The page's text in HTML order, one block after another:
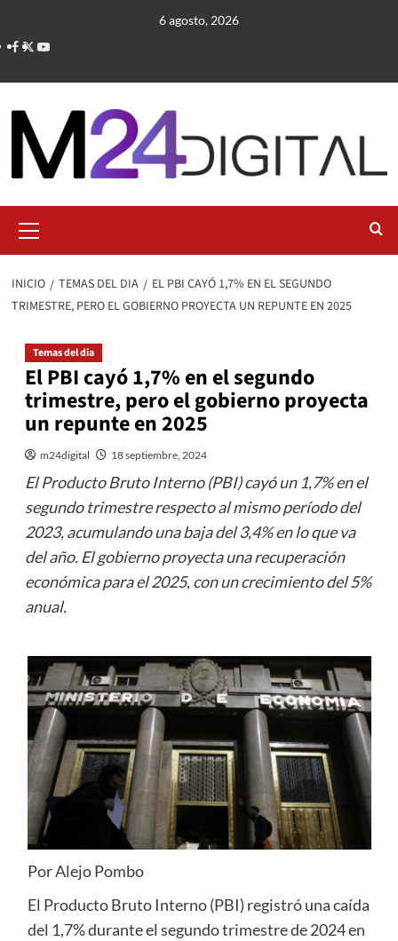
contenido
6 agosto, 2026
primario
INICIO TEMAS DEL DIA
EL PBI CAYÓ 1,7% EN EL SEGUNDO
TRIMESTRE, PERO EL GOBIERNO PROYECTA UN REPUNTE EN 2025
Temas del dia
El PBI cayó 1,7% en el segundo
trimestre, pero el gobierno proyecta
un repunte en 2025
m24digital 18 septiembre, 2024
El Producto Bruto Interno (PBI) cayó un 1,7% en el
segundo trimestre respecto al mismo período del
2023, acumulando una baja del 3,4% en lo que va
del año. El gobierno proyecta una recuperación
económica para el 2025, con un crecimiento del 5%
anual.
Por Alejo Pombo
El Producto Bruto Interno (PBI) registró una caída
del 1,7% durante el segundo trimestre de 2024 en